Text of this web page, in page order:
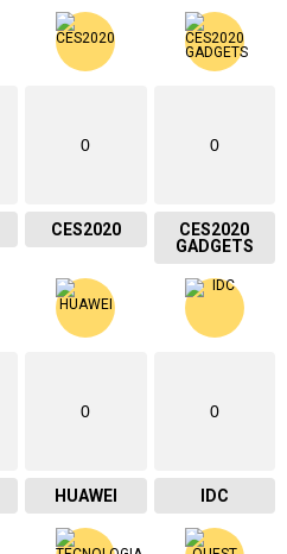
0
CES2020
0
CES2020
GADGETS
0
HUAWEI
0
IDC